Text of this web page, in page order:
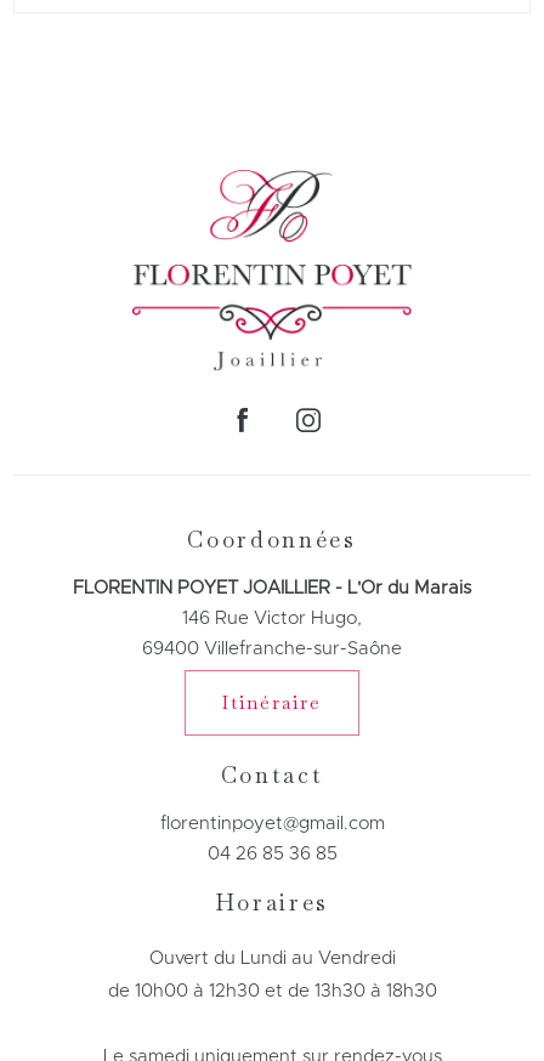
Coordonnées
FLORENTIN POYET JOAILLIER - L'Or du Marais
146 Rue Victor Hugo,
69400 Villefranche-sur-Saône
Itinéraire
Contact
florentinpoyet@gmail.com
04 26 85 36 85
Horaires
Ouvert du Lundi au Vendredi
de 10h00 à 12h30 et de 13h30 à 18h30
Le samedi uniquement sur rendez-vous